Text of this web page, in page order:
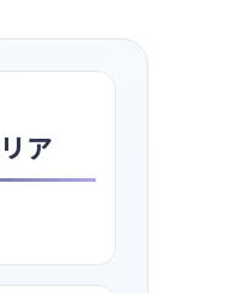
ア